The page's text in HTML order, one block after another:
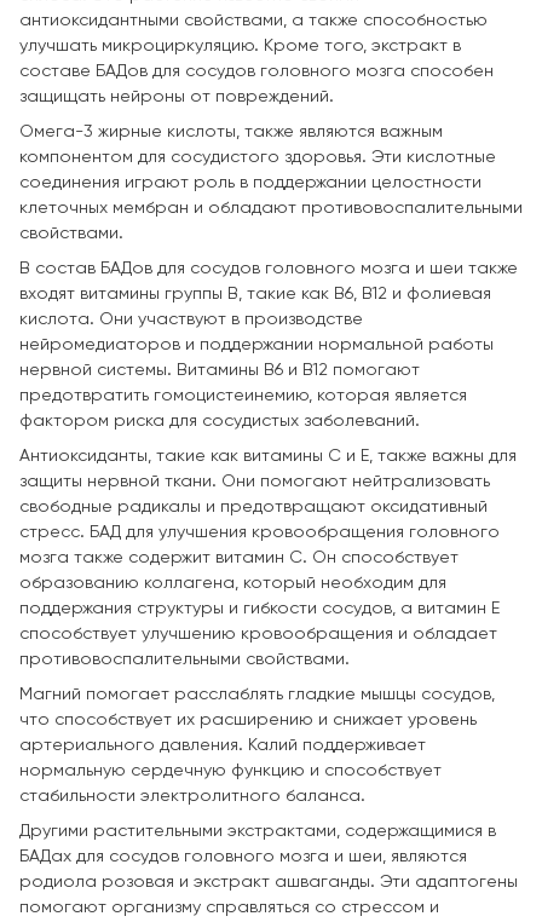
антиоксидантными свойствами, а также способностью
улучшать микроциркуляцию. Кроме того, экстракт в
составе БАДов для сосудов головного мозга способен
защищать нейроны от повреждений.
Омега-3 жирные кислоты, также являются важным
компонентом для сосудистого здоровья. Эти кислотные
соединения играют роль в поддержании целостности
клеточных мембран и обладают противовоспалительными
свойствами.
В состав БАДов для сосудов головного мозга и шеи также
входят витамины группы B, такие как B6, B12 и фолиевая
кислота. Они участвуют в производстве
нейромедиаторов и поддержании нормальной работы
нервной системы. Витамины B6 и B12 помогают
предотвратить гомоцистеинемию, которая является
фактором риска для сосудистых заболеваний.
Антиоксиданты, такие как витамины C и E, также важны для
защиты нервной ткани. Они помогают нейтрализовать
свободные радикалы и предотвращают оксидативный
стресс. БАД для улучшения кровообращения головного
мозга также содержит витамин C. Он способствует
образованию коллагена, который необходим для
поддержания структуры и гибкости сосудов, а витамин E
способствует улучшению кровообращения и обладает
противовоспалительными свойствами.
Магний помогает расслаблять гладкие мышцы сосудов,
что способствует их расширению и снижает уровень
артериального давления. Калий поддерживает
нормальную сердечную функцию и способствует
стабильности электролитного баланса.
Другими растительными экстрактами, содержащимися в
БАДах для сосудов головного мозга и шеи, являются
родиола розовая и экстракт ашваганды. Эти адаптогены
помогают организму справляться со стрессом и